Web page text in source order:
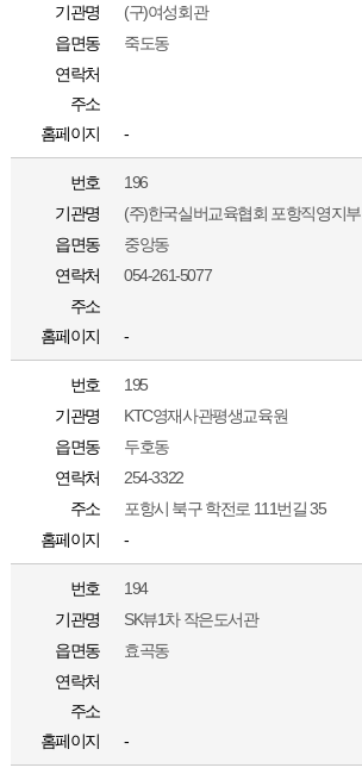
기관명
(구)여성회관
읍면동
죽도동
연락처
주소
홈페이지
-
번호
196
기관명
(주)한국실버교육협회 포항직영지부
읍면동
중앙동
연락처
054-261-5077
주소
홈페이지
-
번호
195
기관명
KTC영재사관평생교육원
읍면동
두호동
연락처
254-3322
주소
포항시 북구 학전로 111번길 35
홈페이지
-
번호
194
기관명
SK뷰1차 작은도서관
읍면동
효곡동
연락처
주소
홈페이지
-